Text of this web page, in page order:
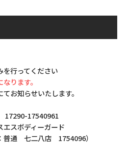
を行ってください
ります。
お知らせいたします。
17290-17540961
スボディーガード
普通 七二八店 1754096）